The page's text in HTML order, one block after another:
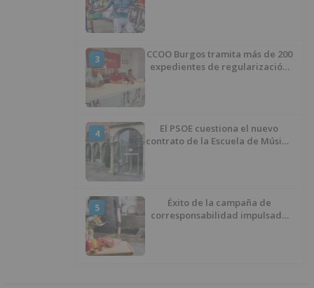
3
CCOO Burgos tramita más de 200
expedientes de regularización
4
El PSOE cuestiona el nuevo
contrato de la Escuela de Música
5
Éxito de la campaña de
corresponsabilidad impulsada